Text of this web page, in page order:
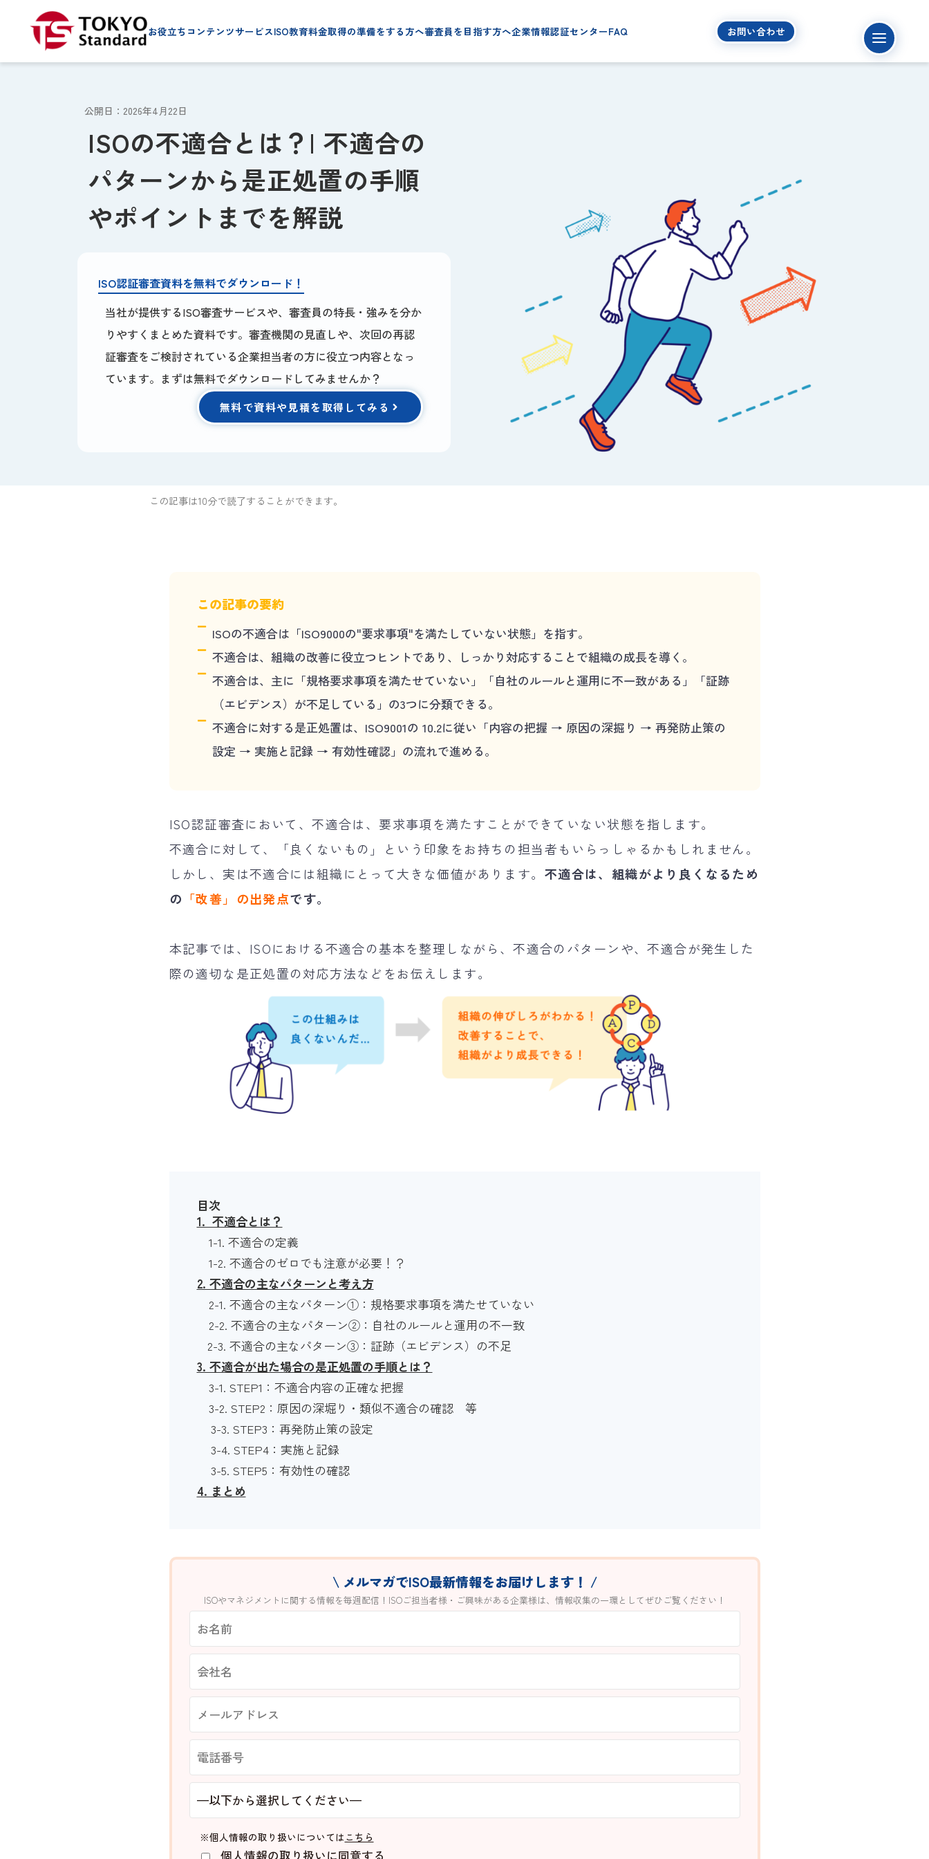
お役立ちコンテンツサービスISO教育料金取得の準備をする方へ審査員を目指す方へ企業情報認証センターFAQ お問い合わせ
公開日：2026年4月22日
ISOの不適合とは？| 不適合の
パターンから是正処置の手順
やポイントまでを解説
ISO認証審査資料を無料でダウンロード！
当社が提供するISO審査サービスや、審査員の特長・強みを分か
りやすくまとめた資料です。審査機関の見直しや、次回の再認
証審査をご検討されている企業担当者の方に役立つ内容となっ
ています。まずは無料でダウンロードしてみませんか？
無料で資料や見積を取得してみる
この記事は10分で読了することができます。
この記事の要約
ISOの不適合は「ISO9000の"要求事項"を満たしていない状態」を指す。
不適合は、組織の改善に役立つヒントであり、しっかり対応することで組織の成長を導く。
不適合は、主に「規格要求事項を満たせていない」「自社のルールと運用に不一致がある」「証跡
（エビデンス）が不足している」の3つに分類できる。
不適合に対する是正処置は、ISO9001の 10.2に従い「内容の把握 → 原因の深掘り → 再発防止策の
設定 → 実施と記録 → 有効性確認」の流れで進める。
ISO認証審査において、不適合は、要求事項を満たすことができていない状態を指します。
不適合に対して、「良くないもの」という印象をお持ちの担当者もいらっしゃるかもしれません。
しかし、実は不適合には組織にとって大きな価値があります。 不適合は、組織がより良くなるため
の 「改善」の出発点です。
本記事では、ISOにおける不適合の基本を整理しながら、不適合のパターンや、不適合が発生した
際の適切な是正処置の対応方法などをお伝えします。
目次
1. 不適合とは？
1-1. 不適合の定義
1-2. 不適合のゼロでも注意が必要！？
2. 不適合の主なパターンと考え方
2-1. 不適合の主なパターン①：規格要求事項を満たせていない
2-2. 不適合の主なパターン②：自社のルールと運用の不一致
2-3. 不適合の主なパターン③：証跡（エビデンス）の不足
3. 不適合が出た場合の是正処置の手順とは？
3-1. STEP1：不適合内容の正確な把握
3-2. STEP2：原因の深堀り・類似不適合の確認 等
3-3. STEP3：再発防止策の設定
3-4. STEP4：実施と記録
3-5. STEP5：有効性の確認
4. まとめ
\ メルマガでISO最新情報をお届けします！ /
ISOやマネジメントに関する情報を毎週配信！ISOご担当者様・ご興味がある企業様は、情報収集の一環としてぜひご覧ください！
※個人情報の取り扱いについては こちら
個人情報の取り扱いに同意する